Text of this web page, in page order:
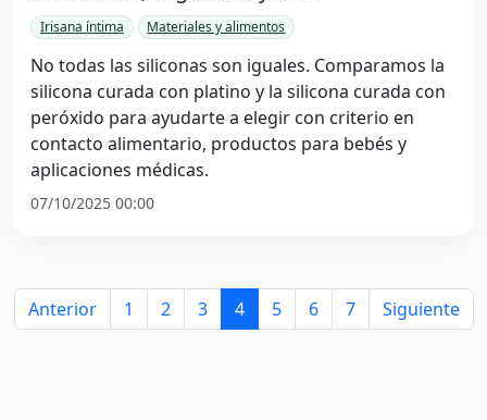
Irisana íntima Materiales y alimentos
No todas las siliconas son iguales. Comparamos la
silicona curada con platino y la silicona curada con
peróxido para ayudarte a elegir con criterio en
contacto alimentario, productos para bebés y
aplicaciones médicas.
07/10/2025 00:00
Anterior 1 2 3 4 5 6 7 Siguiente